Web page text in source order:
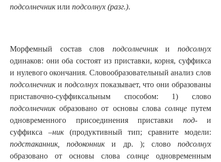
подсолнечникили подсолнух (разг.).
Морфемный состав слов подсолнечникиподсолнух
одинаков: они оба состоят из приставки, корня, суффикса
и нулевого окончания. Словообразовательный анализ слов
подсолнечник и подсолнух показывает, что они образованы
приставочно-суффиксальным способом: 1) слово
подсолнечник образовано от основы слова солнцепутем
одновременного присоединения приставки под-и
суффикса –ник(продуктивный тип; сравните модели:
подстаканник, подоконники др. ); словоподсолнух
образовано от основы слова солнце одновременным